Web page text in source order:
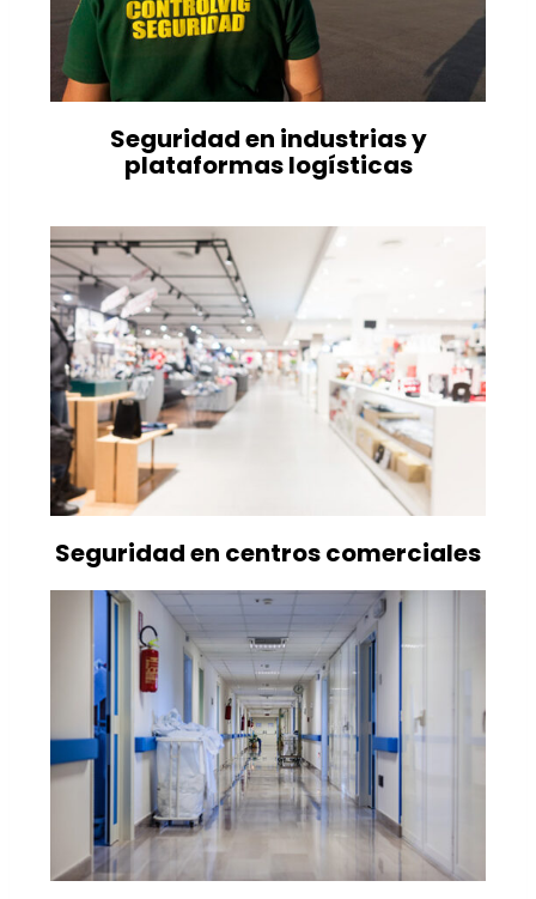
Seguridad en industrias y
plataformas logísticas
Seguridad en centros comerciales